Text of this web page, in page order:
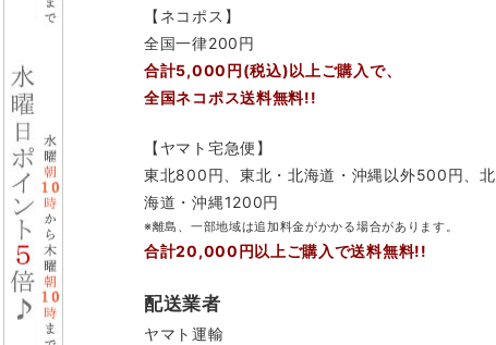
【ネコポス】
全国一律200円
合計5,000円(税込)以上ご購入で、
全国ネコポス送料無料!!
【ヤマト宅急便】
東北800円、東北・北海道・沖縄以外500円、北
海道・沖縄1200円
※離島、一部地域は追加料金がかかる場合があります。
合計20,000円以上ご購入で送料無料!!
配送業者
ヤマト運輸